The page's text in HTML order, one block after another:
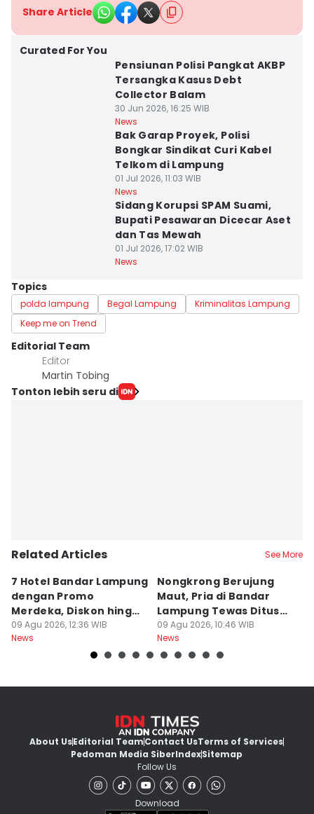
Share Article
Curated For You
Pensiunan Polisi Pangkat AKBP
Tersangka Kasus Debt
Collector Balam
30 Jun 2026, 16:25 WIB
News
Bak Garap Proyek, Polisi
Bongkar Sindikat Curi Kabel
Telkom di Lampung
01 Jul 2026, 11:03 WIB
News
Sidang Korupsi SPAM Suami,
Bupati Pesawaran Dicecar Aset
dan Tas Mewah
01 Jul 2026, 17:02 WIB
News
Topics
polda lampung Begal Lampung
Kriminalitas Lampung
Keep me on Trend
Editorial Team
Editor
Martin Tobing
Tonton lebih seru di
Related Articles See More
7 Hotel Bandar Lampung
dengan Promo
Merdeka, Diskon hingga
50 Persen
09 Agu 2026, 12:36 WIB
News
Nongkrong Berujung
Maut, Pria di Bandar
Lampung Tewas Ditusuk
Teman
09 Agu 2026, 10:46 WIB
News
About UsEditorial TeamContact UsTerms of Services
Pedoman Media SiberIndexSitemap
Follow Us
Download